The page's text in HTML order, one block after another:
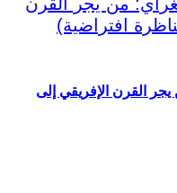
يجر القرن الإفريقي إلى